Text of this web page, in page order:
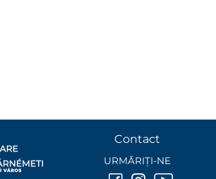
Contact
URMĂRIȚI-NE